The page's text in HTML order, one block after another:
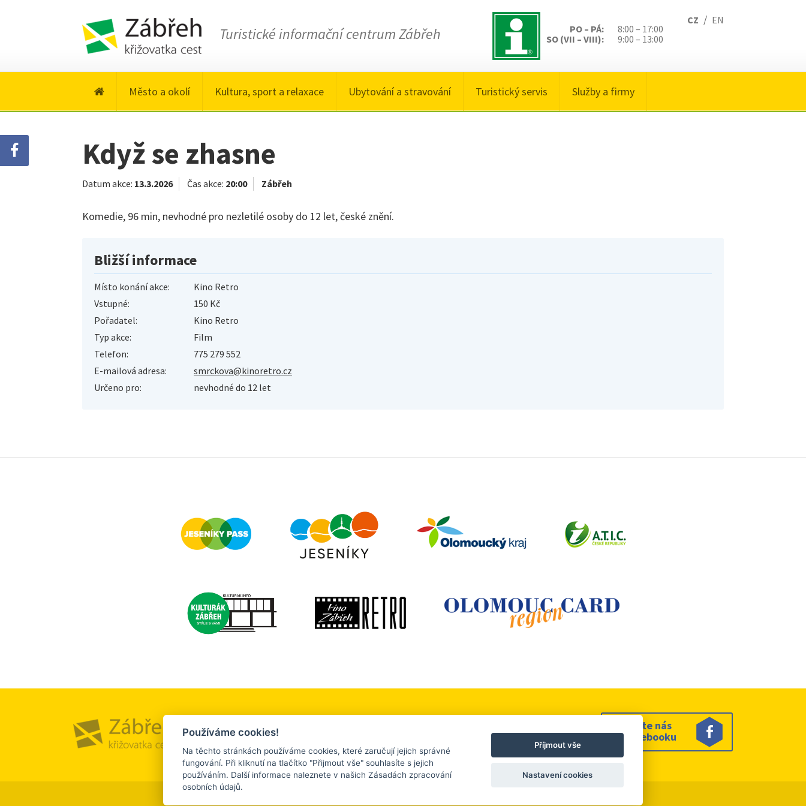
Turistické informační centrum Zábřeh
CZ / EN
PO – PÁ:
8:00 – 17:00
SO (VII – VIII):
9:00 – 13:00
Město a okolí Kultura, sport a relaxace Ubytování a stravování Turistický servis Služby a firmy
Když se zhasne
Datum akce: 13.3.2026 Čas akce: 20:00 Zábřeh
Komedie, 96 min, nevhodné pro nezletilé osoby do 12 let, české znění.
Bližší informace
Místo konání akce:
Kino Retro
Vstupné:
150 Kč
Pořadatel:
Kino Retro
Typ akce:
Film
Telefon:
775 279 552
E-mailová adresa:
smrckova@kinoretro.cz
Určeno pro:
nevhodné do 12 let
Město a okolí
Sledujte nás
na facebooku
Používáme cookies!
Na těchto stránkách používáme cookies, které zaručují jejich správné
fungování. Při kliknutí na tlačítko "Přijmout vše" souhlasíte s jejich
používáním. Další informace naleznete v našich Zásadách zpracování
osobních údajů.
Příjmout vše
Nastavení cookies